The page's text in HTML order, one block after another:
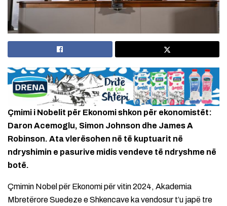
Çmimi i Nobelit për Ekonomi shkon për ekonomistët:
Daron Acemoglu, Simon Johnson dhe James A
Robinson. Ata vlerësohen në të kuptuarit në
ndryshimin e pasurive midis vendeve të ndryshme në
botë.
Çmimin Nobel për Ekonomi për vitin 2024, Akademia
Mbretërore Suedeze e Shkencave ka vendosur t’u japë tre